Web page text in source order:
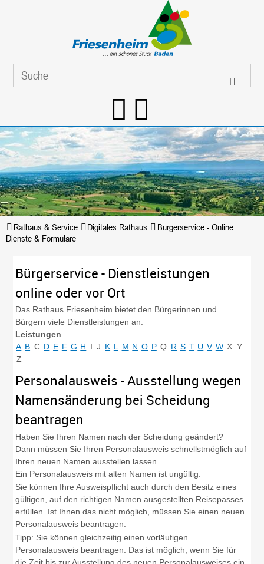
Rathaus & Service Digitales Rathaus
Bürgerservice - Online
Dienste & Formulare
Bürgerservice - Dienstleistungen
online oder vor Ort
Das Rathaus Friesenheim bietet den Bürgerinnen und
Bürgern viele Dienstleistungen an.
Leistungen
A B C D E F G H I J K L M N O P Q R S T U V W X Y
Z
Personalausweis - Ausstellung wegen
Namensänderung bei Scheidung
beantragen
Haben Sie Ihren Namen nach der Scheidung geändert?
Dann müssen Sie Ihren Personalausweis schnellstmöglich auf
Ihren neuen Namen ausstellen lassen.
Ein Personalausweis mit alten Namen ist ungültig.
Sie können Ihre Ausweispflicht auch durch den Besitz eines
gültigen, auf den richtigen Namen ausgestellten Reisepasses
erfüllen. Ist Ihnen das nicht möglich, müssen Sie einen neuen
Personalausweis beantragen.
Tipp: Sie können gleichzeitig einen vorläufigen
Personalausweis beantragen. Das ist möglich, wenn Sie für